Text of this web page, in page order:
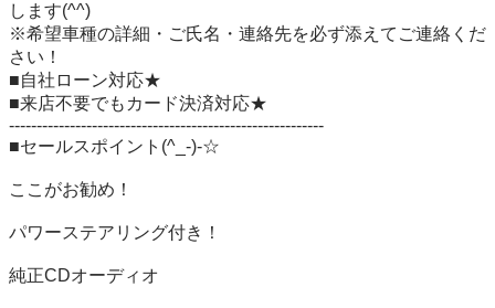
します(^^)
※希望車種の詳細・ご氏名・連絡先を必ず添えてご連絡くだ
さい！
■自社ローン対応★
■来店不要でもカード決済対応★
---------------------------------------------------------
■セールスポイント(^_-)-☆
ここがお勧め！
パワーステアリング付き！
純正CDオーディオ